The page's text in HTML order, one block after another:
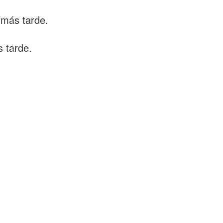
tarde.
tarde.